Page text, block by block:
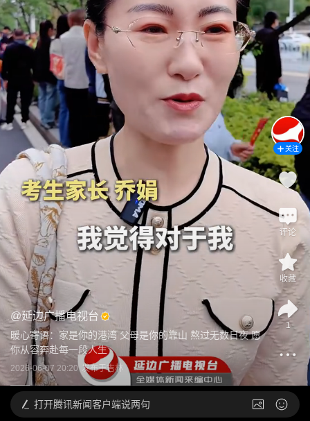
@延边广播电视台
暖心寄语：家是你的港湾 父母是你的靠山 熬过无数日夜 愿
你从容奔赴每一段人生
2026-06-07 20:20 发布于吉林
关注
评论
收藏
1
打开腾讯新闻客户端说两句